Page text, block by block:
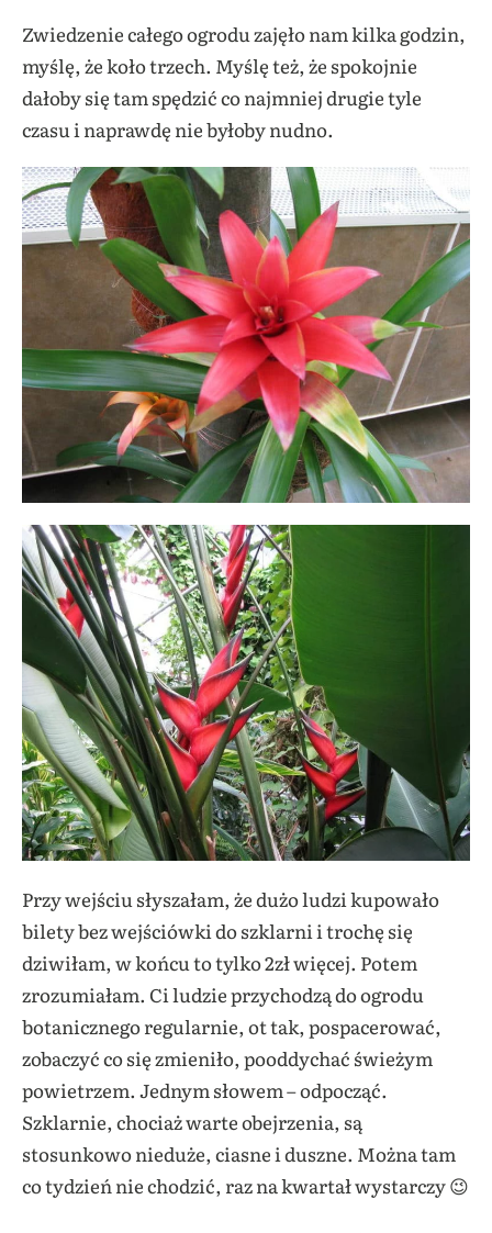
Zwiedzenie całego ogrodu zajęło nam kilka godzin,
myślę, że koło trzech. Myślę też, że spokojnie
dałoby się tam spędzić co najmniej drugie tyle
czasu i naprawdę nie byłoby nudno.
Przy wejściu słyszałam, że dużo ludzi kupowało
bilety bez wejściówki do szklarni i trochę się
dziwiłam, w końcu to tylko 2zł więcej. Potem
zrozumiałam. Ci ludzie przychodzą do ogrodu
botanicznego regularnie, ot tak, pospacerować,
zobaczyć co się zmieniło, pooddychać świeżym
powietrzem. Jednym słowem – odpocząć.
Szklarnie, chociaż warte obejrzenia, są
stosunkowo nieduże, ciasne i duszne. Można tam
co tydzień nie chodzić, raz na kwartał wystarczy 😉